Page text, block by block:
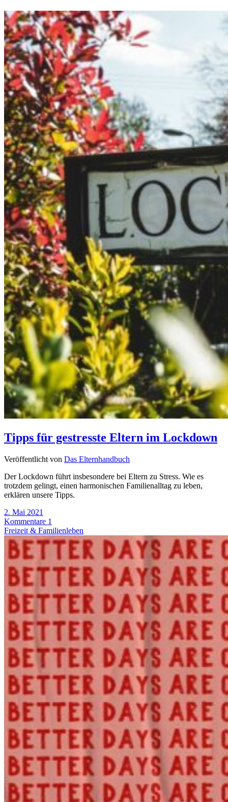
Tipps für gestresste Eltern im Lockdown
Veröffentlicht von Das Elternhandbuch
Der Lockdown führt insbesondere bei Eltern zu Stress. Wie es
trotzdem gelingt, einen harmonischen Familienalltag zu leben,
erklären unsere Tipps.
2. Mai 2021
Kommentare 1
Freizeit & Familienleben